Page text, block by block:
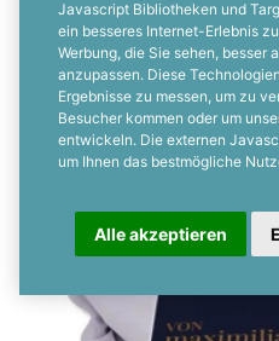
Javascript Bibliotheken und
ein besseres Internet-Erlebnis
Werbung, die Sie sehen, besser
anzupassen. Diese
Ergebnisse zu messen, um zu
Besucher kommen oder um
entwickeln. Die externen
um Ihnen das bestmögliche
Alle akzeptieren